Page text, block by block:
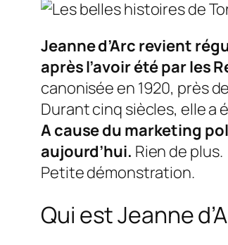
Jeanne d’Arc revient
après l’avoir été par les
canonisée en 1920, près
Durant cinq siècles, elle
A cause du marketing
aujourd’hui. Rien de plus.
Petite démonstration.
Qui est Jeanne